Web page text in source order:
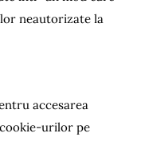
neautorizate la
accesarea
urilor pe